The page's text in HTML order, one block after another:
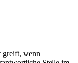
greift, wenn